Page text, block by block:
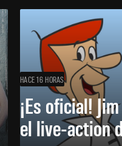
HACE 16 HORAS
¡Es oficial!
el live-action